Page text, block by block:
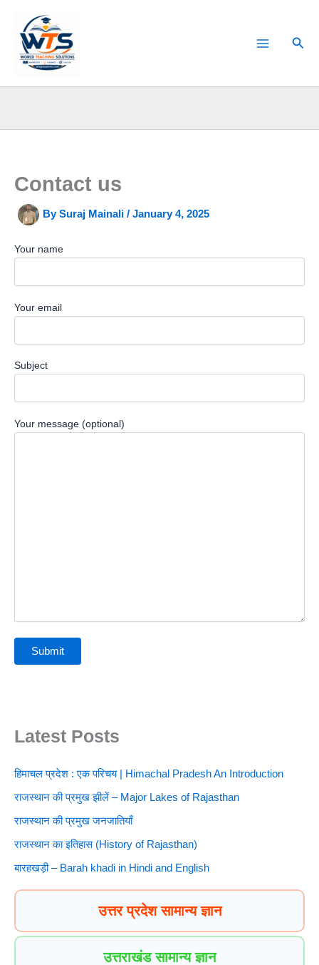
content
Contact us
BySuraj Mainali / January 4, 2025
Your name
Your email
Subject
Your message (optional)
Latest Posts
हिमाचल प्रदेश : एक परिचय | Himachal Pradesh An Introduction
राजस्थान की प्रमुख झीलें – Major Lakes of Rajasthan
राजस्थान की प्रमुख जनजातियाँ
राजस्थान का इतिहास (History of Rajasthan)
बारहखड़ी – Barah khadi in Hindi and English
उत्तर प्रदेश सामान्य ज्ञान
उत्तराखंड सामान्य ज्ञान